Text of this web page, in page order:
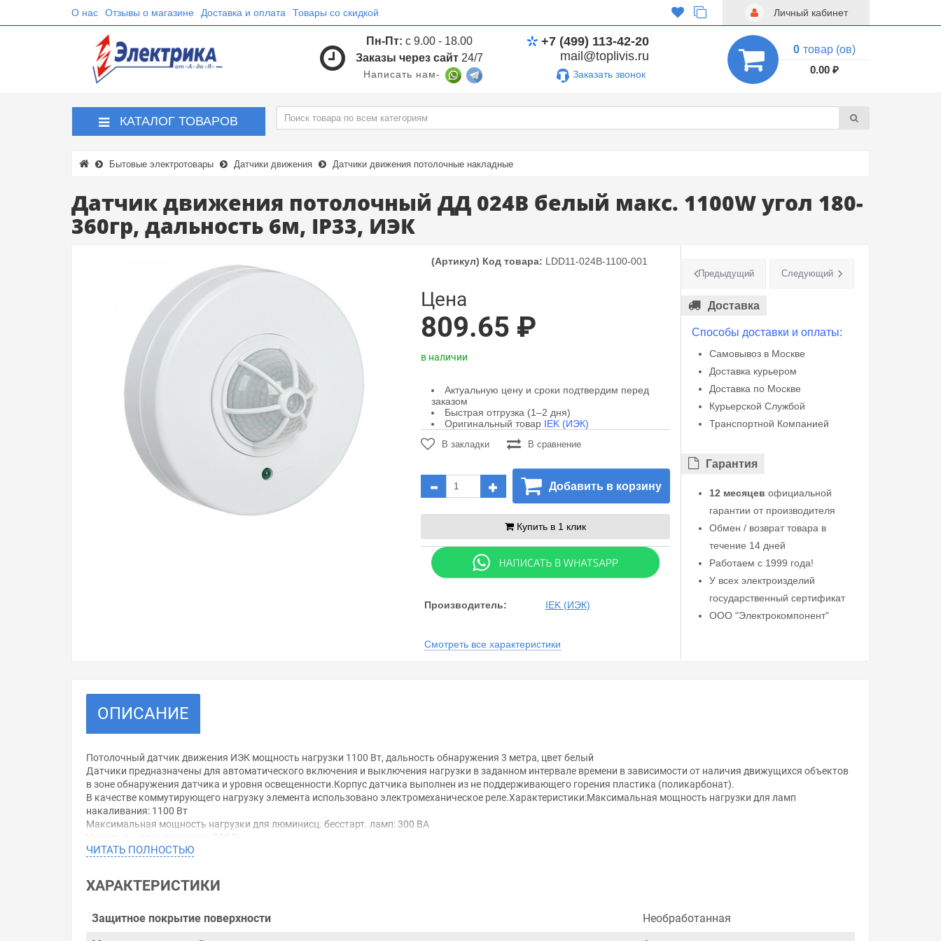
О нас Отзывы о магазине Доставка и оплата Товары со скидкой Личный кабинет
Пн-Пт: с 9.00 - 18.00
Заказы через сайт 24/7
Написать нам-
+7 (499) 113-42-20
mail@toplivis.ru
Заказать звонок
0 товар (ов)
0.00 ₽
КАТАЛОГ ТОВАРОВ
Бытовые электротовары Датчики движения Датчики движения потолочные накладные
Датчик движения потолочный ДД 024В белый макс. 1100W угол 180-
360гр, дальность 6м, IP33, ИЭК
(Артикул) Код товара: LDD11-024B-1100-001
Цена
809.65 ₽
в наличии
Актуальную цену и сроки подтвердим перед
заказом
Быстрая отгрузка (1–2 дня)
Оригинальный товар IEK (ИЭК)
В закладки В сравнение
Добавить в корзину
Купить в 1 клик
Производитель: IEK (ИЭК)
Смотреть все характеристики
Предыдущий Следующий
Доставка
Способы доставки и оплаты:
Самовывоз в Москве
Доставка курьером
Доставка по Москве
Курьерской Службой
Транспортной Компанией
Гарантия
12 месяцев официальной
гарантии от производителя
Обмен / возврат товара в
течение 14 дней
Работаем с 1999 года!
У всех электроизделий
государственный сертификат
ООО "Электрокомпонент"
ОПИСАНИЕ
Потолочный датчик движения ИЭК мощность нагрузки 1100 Вт, дальность обнаружения 3 метра, цвет белый
Датчики предназначены для автоматического включения и выключения нагрузки в заданном интервале времени в зависимости от наличия движущихся объектов
в зоне обнаружения датчика и уровня освещенности.Корпус датчика выполнен из не поддерживающего горения пластика (поликарбонат).
В качестве коммутирующего нагрузку элемента использовано электромеханическое реле.Характеристики:Максимальная мощность нагрузки для ламп
накаливания: 1100 Вт
Максимальная мощность нагрузки для люминисц. бесстарт. ламп: 300 ВА
Номианльное напряжение: 230 В
Оптимальная высота установки: 2,2...4 м
Порог срабатывания по освещённости: 3...2000 лк
Угол обнаружения по горизонтали: 360°
Степень защиты: IP20
ЧИТАТЬ ПОЛНОСТЬЮ
ХАРАКТЕРИСТИКИ
Защитное покрытие поверхности
Необработанная